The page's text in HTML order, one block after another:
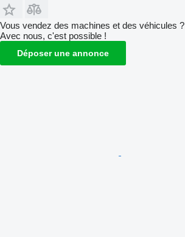
Vous vendez des machines et des véhicules ?
Avec nous, c'est possible !
Déposer une annonce